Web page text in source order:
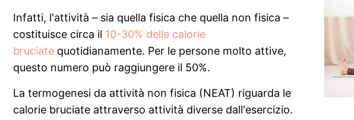
Infatti, l'attività – sia quella fisica che quella non fisica –
costituisce circa il 10-30% delle calorie
bruciate quotidianamente. Per le persone molto attive,
questo numero può raggiungere il 50%.
La termogenesi da attività non fisica (NEAT) riguarda le
calorie bruciate attraverso attività diverse dall'esercizio.